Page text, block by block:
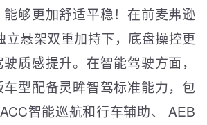
够更加舒适平稳！在前麦弗逊
立悬架双重加持下，底盘操控更
质感提升。在智能驾驶方面，
型配备灵眸智驾标准能力，包
智能巡航和行车辅助、 AEB